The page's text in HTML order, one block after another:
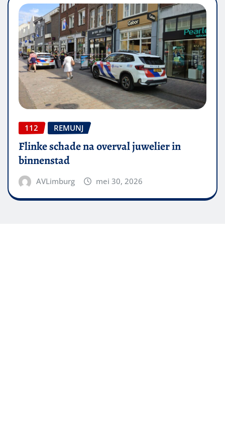
112 REMUNJ
Flinke schade na overval juwelier in
binnenstad
AVLimburg mei 30, 2026